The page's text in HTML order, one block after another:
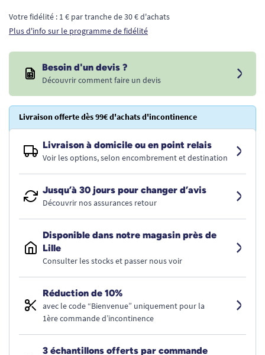
Votre fidélité : 1 € par tranche de 30 € d'achats
Plus d'info sur le programme de fidélité
Besoin d'un devis ?
Découvrir comment faire un devis
Livraison offerte dès 99€ d'achats d'incontinence
Livraison à domicile ou en point relais
Voir les options, selon encombrement et destination
Jusqu’à 30 jours pour changer d’avis
Découvrir nos assurances retour
Disponible dans notre magasin près de
Lille
Consulter les stocks et passer nous voir
Réduction de 10%
avec le code “Bienvenue” uniquement pour la
1ère commande d’incontinence
3 échantillons offerts par commande